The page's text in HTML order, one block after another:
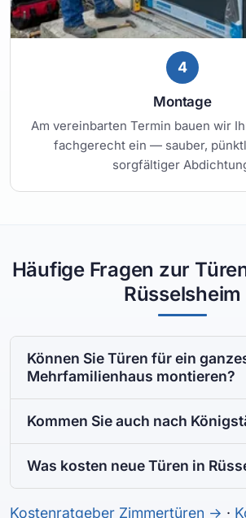
4
Montage
Am vereinbarten Termin bauen wir
fachgerecht ein — sauber,
sorgfältiger
Häufige Fragen zur
Rüsselsheim
Können Sie Türen für ein
Mehrfamilienhaus montieren?
Kommen Sie auch nach
Was kosten neue Türen in
Kostenratgeber Zimmertüren → ·